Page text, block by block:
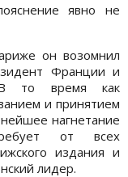
явно не
он возомнил
Франции и
В то время как
и принятием
нагнетание
от всех
издания и
лидер.